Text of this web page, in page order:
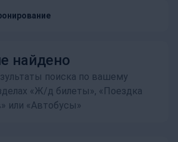
найдено
поиска по вашему
«Ж/д билеты», «Поездка
или «Автобусы»